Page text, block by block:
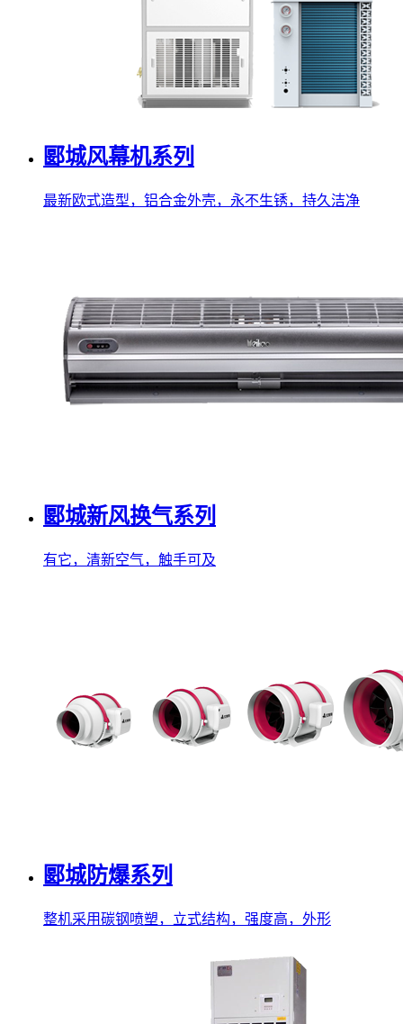
郾城风幕机系列
最新欧式造型，铝合金外壳，永不生锈，持久洁净
郾城新风换气系列
有它，清新空气，触手可及
郾城防爆系列
整机采用碳钢喷塑，立式结构，强度高，外形